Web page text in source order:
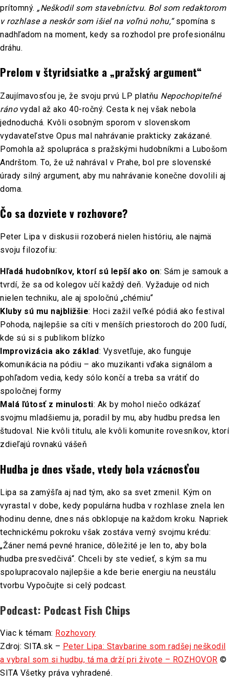
prítomný. „Neškodil som stavebníctvu. Bol som redaktorom
v rozhlase a neskôr som išiel na voľnú nohu,“spomína s
nadhľadom na moment, kedy sa rozhodol pre profesionálnu
dráhu.
Prelom v štyridsiatke a „pražský argument“
Zaujímavosťou je, že svoju prvú LP platňu Nepochopiteľné
ránovydal až ako 40-ročný. Cesta k nej však nebola
jednoduchá. Kvôli osobným sporom v slovenskom
vydavateľstve Opus mal nahrávanie prakticky zakázané.
Pomohla až spolupráca s pražskými hudobníkmi a Lubošom
Andrštom. To, že už nahrával v Prahe, bol pre slovenské
úrady silný argument, aby mu nahrávanie konečne dovolili aj
doma.
Čo sa dozviete v rozhovore?
Peter Lipa v diskusii rozoberá nielen históriu, ale najmä
svoju filozofiu:
Hľadá hudobníkov, ktorí sú lepší ako on: Sám je samouk a
tvrdí, že sa od kolegov učí každý deň. Vyžaduje od nich
nielen techniku, ale aj spoločnú „chémiu“
Kluby sú mu najbližšie: Hoci zažil veľké pódiá ako festival
Pohoda, najlepšie sa cíti v menších priestoroch do 200 ľudí,
kde sú si s publikom blízko
Improvizácia ako základ: Vysvetľuje, ako funguje
komunikácia na pódiu – ako muzikanti vďaka signálom a
pohľadom vedia, kedy sólo končí a treba sa vrátiť do
spoločnej formy
Malá ľútosť z minulosti: Ak by mohol niečo odkázať
svojmu mladšiemu ja, poradil by mu, aby hudbu predsa len
študoval. Nie kvôli titulu, ale kvôli komunite rovesníkov, ktorí
zdieľajú rovnakú vášeň
Hudba je dnes všade, vtedy bola vzácnosťou
Lipa sa zamýšľa aj nad tým, ako sa svet zmenil. Kým on
vyrastal v dobe, kedy populárna hudba v rozhlase znela len
hodinu denne, dnes nás obklopuje na každom kroku. Napriek
technickému pokroku však zostáva verný svojmu krédu:
„Žáner nemá pevné hranice, dôležité je len to, aby bola
hudba presvedčivá“. Chceli by ste vedieť, s kým sa mu
spolupracovalo najlepšie a kde berie energiu na neustálu
tvorbu Vypočujte si celý podcast.
Podcast: Podcast Fish Chips
Viac k témam: Rozhovory
Zdroj: SITA.sk – Peter Lipa: Stavbarine som radšej neškodil
a vybral som si hudbu, tá ma drží pri živote – ROZHOVOR ©
SITA Všetky práva vyhradené.